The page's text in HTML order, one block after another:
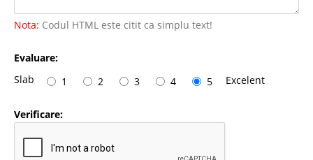
Nota: Codul HTML este citit ca simplu text!
Evaluare:
Slab
1 2 3 4 5 Excelent
Verificare: